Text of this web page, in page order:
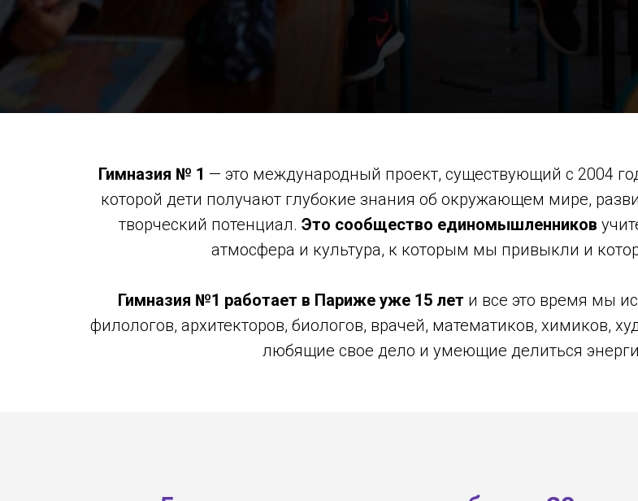
Гимназия № 1 — это международный проект, существующий с 2004
которой дети получают глубокие знания об окружающем мире,
творческий потенциал. Это сообщество единомышленников
атмосфера и культура, к которым мы привыкли и
Гимназия №1 работает в Париже уже 15 лет и все это время мы
филологов, архитекторов, биологов, врачей, математиков, химиков,
любящие свое дело и умеющие делиться